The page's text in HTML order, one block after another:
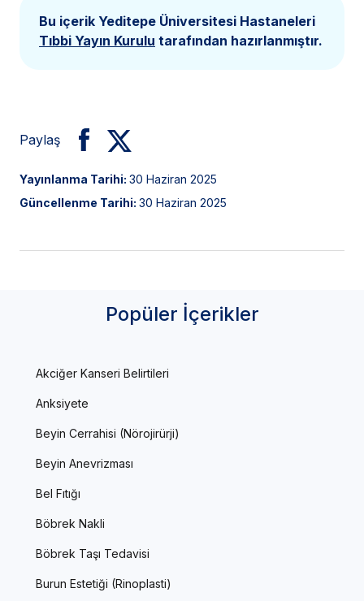
Bu içerik Yeditepe Üniversitesi Hastaneleri
Tıbbi Yayın Kurulu tarafından hazırlanmıştır.
Paylaş
Yayınlanma Tarihi: 30 Haziran 2025
Güncellenme Tarihi: 30 Haziran 2025
Popüler İçerikler
Akciğer Kanseri Belirtileri
Anksiyete
Beyin Cerrahisi (Nörojirürji)
Beyin Anevrizması
Bel Fıtığı
Böbrek Nakli
Böbrek Taşı Tedavisi
Burun Estetiği (Rinoplasti)